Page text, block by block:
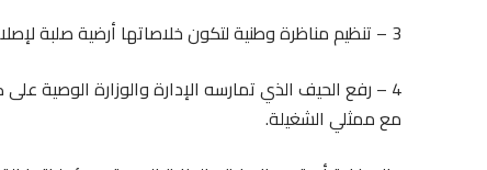
3 – تنظيم مناظرة وطنية لتكون خلاصاتها أرضية صلبة لإصلاحات شمولية وعميقة لقطاع حقوق التأليف والحقوق المجاورة؛
4 – رفع الحيف الذي تمارسه الإدارة والوزارة الوصية
مع ممثلي الشغيلة.